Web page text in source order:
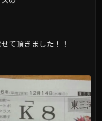
て頂きました！！